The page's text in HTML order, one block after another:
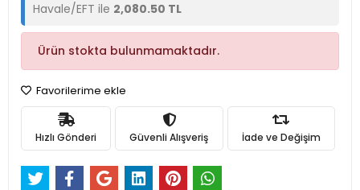
Havale/EFT ile 2,080.50 TL
Ürün stokta bulunmamaktadır.
Favorilerime ekle
Hızlı Gönderi Güvenli Alışveriş İade ve Değişim